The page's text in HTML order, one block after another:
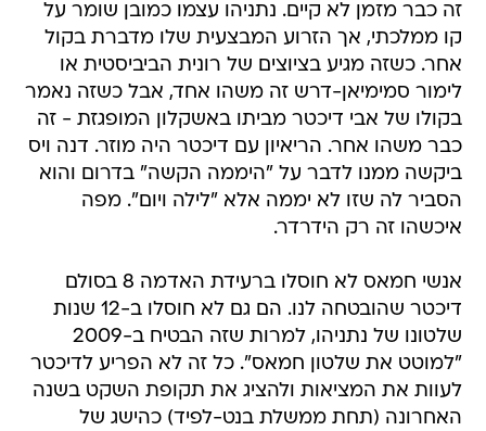
זה כבר מזמן לא קיים. נתניהו עצמו כמובן שומר על
קו ממלכתי, אך הזרוע המבצעית שלו מדברת בקול
אחר. כשזה מגיע בציוצים של רונית הביביסטית או
לימור סמימיאן-דרש זה משהו אחד, אבל כשזה נאמר
בקולו של אבי דיכטר מביתו באשקלון המופגזת - זה
כבר משהו אחר. הריאיון עם דיכטר היה מוזר. דנה ויס
ביקשה ממנו לדבר על "היממה הקשה" בדרום והוא
הסביר לה שזו לא יממה אלא "לילה ויום". מפה
איכשהו זה רק הידרדר.
אנשי חמאס לא חוסלו ברעידת האדמה 8 בסולם
דיכטר שהובטחה לנו. הם גם לא חוסלו ב-12 שנות
שלטונו של נתניהו, למרות שזה הבטיח ב-2009
"למוטט את שלטון חמאס". כל זה לא הפריע לדיכטר
לעוות את המציאות ולהציג את תקופת השקט בשנה
האחרונה (תחת ממשלת בנט-לפיד) כהישג של